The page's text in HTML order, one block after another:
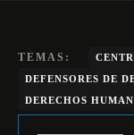
TEMAS:
DEFENSORES DE
DERECHOS